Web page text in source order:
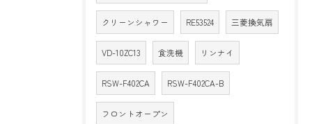
クリーンシャワー RE53524 三菱換気扇
VD-10ZC13 食洗機 リンナイ
RSW-F402CA RSW-F402CA-B
フロントオープン